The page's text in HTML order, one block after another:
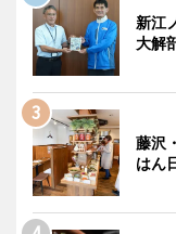
新江
大解
藤沢
はん